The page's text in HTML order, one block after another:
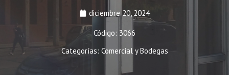
diciembre 20, 2024
Código: 3066
Categorías: Comercial y Bodegas